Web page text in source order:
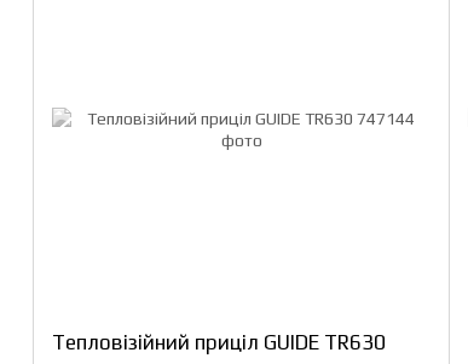
Тепловізійний приціл GUIDE TR630